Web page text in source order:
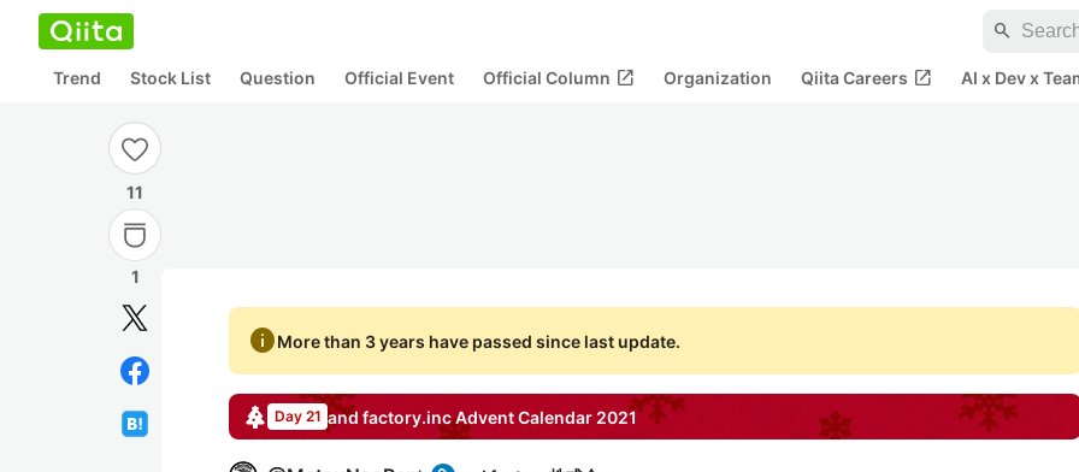
search
Trend Stock List Question Official Event Official Column open_in_new Organization Qiita Careers open_in_new AI x Dev x
11
1
infoMore than 3 years have passed since last update.
Day 21 and factory.incAdvent Calendar 2021